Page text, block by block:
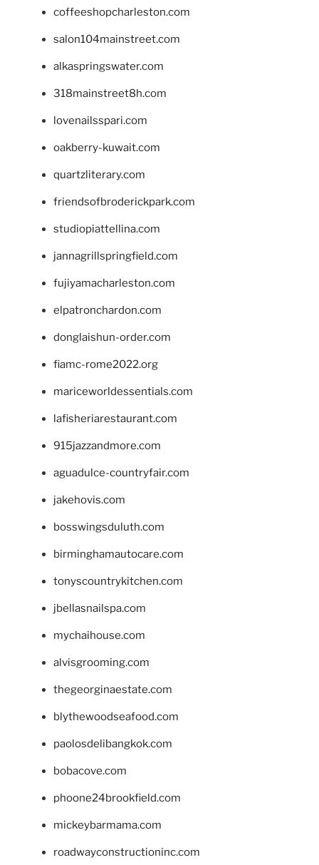
coffeeshopcharleston.com
salon104mainstreet.com
alkaspringswater.com
318mainstreet8h.com
lovenailsspari.com
oakberry-kuwait.com
quartzliterary.com
friendsofbroderickpark.com
studiopiattellina.com
jannagrillspringfield.com
fujiyamacharleston.com
elpatronchardon.com
donglaishun-order.com
fiamc-rome2022.org
mariceworldessentials.com
lafisheriarestaurant.com
915jazzandmore.com
aguadulce-countryfair.com
jakehovis.com
bosswingsduluth.com
birminghamautocare.com
tonyscountrykitchen.com
jbellasnailspa.com
mychaihouse.com
alvisgrooming.com
thegeorginaestate.com
blythewoodseafood.com
paolosdelibangkok.com
bobacove.com
phoone24brookfield.com
mickeybarmama.com
roadwayconstructioninc.com